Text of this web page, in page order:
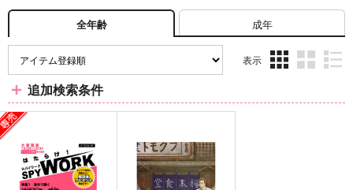
全年齢 成年
表示
ム
ム
ム
追加検索条件